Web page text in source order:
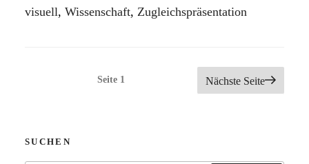
visuell, Wissenschaft, Zugleichspräsentation
Seitennummerierung
Beiträge
Seite 1 Nächste Seite
SUCHEN